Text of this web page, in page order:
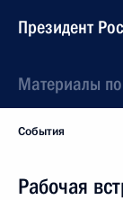
Президент
Материалы
События
Рабочая